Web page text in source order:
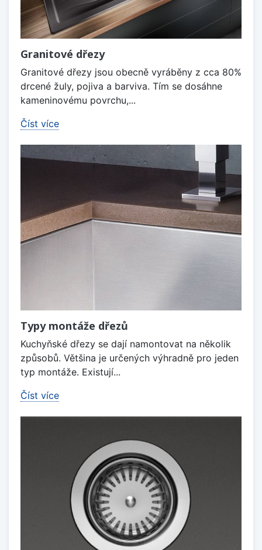
Granitové dřezy
Granitové dřezy jsou obecně vyráběny z cca 80%
drcené žuly, pojiva a barviva. Tím se dosáhne
kameninovému povrchu,...
Číst více
Typy montáže dřezů
Kuchyňské dřezy se dají namontovat na několik
způsobů. Většina je určených výhradně pro jeden
typ montáže. Existují...
Číst více